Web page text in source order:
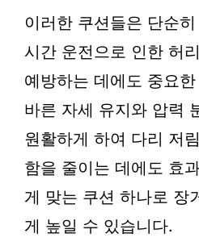
이러한 쿠션들은 단순
시간 운전으로 인한 허
예방하는 데에도 중요
바른 자세 유지와 압력
원활하게 하여 다리 저
함을 줄이는 데에도 효
게 맞는 쿠션 하나로 장
게 높일 수 있습니다.